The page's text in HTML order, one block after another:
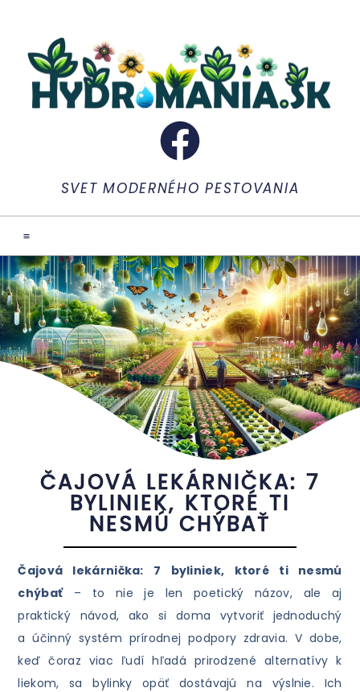
SVET MODERNÉHO PESTOVANIA
ČAJOVÁ LEKÁRNIČKA: 7
BYLINIEK, KTORÉ TI
NESMÚ CHÝBAŤ
Čajová lekárnička: 7 byliniek, ktoré ti nesmú
chýbať– to nie je len poetický názov, ale aj
praktický návod, ako si doma vytvoriť jednoduchý
a účinný systém prírodnej podpory zdravia. V dobe,
keď čoraz viac ľudí hľadá prirodzené alternatívy k
liekom, sa bylinky opäť dostávajú na výslnie. Ich